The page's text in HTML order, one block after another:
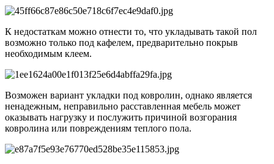
К недостаткам можно отнести то, что укладывать такой пол
возможно только под кафелем, предварительно покрыв
необходимым клеем.
Возможен вариант укладки под ковролин, однако является
ненадежным, неправильно расставленная мебель может
оказывать нагрузку и послужить причиной возгорания
ковролина или повреждениям теплого пола.